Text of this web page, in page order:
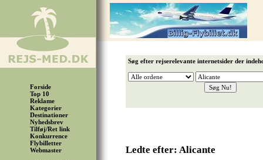
Forside
Top 10
Reklame
Kategorier
Destinationer
Nyhedsbrev
Tilføj/Ret link
Konkurrence
Flybilletter
Webmaster
Søg efter rejserelevante internetsider der
Ledte efter: Alicante